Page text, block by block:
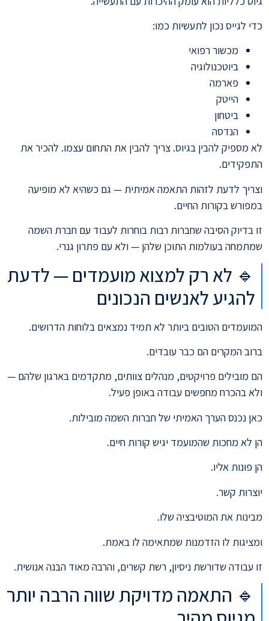
כדי לגייס נכון לתעשיות כמו:
מכשור רפואי
ביוטכנולוגיה
פארמה
הייטק
ביטחון
הנדסה
לא מספיק להבין בגיוס. צריך להבין את התחום עצמו. להכיר את
התפקידים.
וצריך לדעת לזהות התאמה אמיתית — גם כשהיא לא מופיעה
במפורש בקורות החיים.
זו בדיוק הסיבה שחברות רבות בוחרות לעבוד עם חברת השמה
שמתמחה בעולמות התוכן שלהן — ולא עם פתרון גנרי.
🔹 לא רק למצוא מועמדים — לדעת
להגיע לאנשים הנכונים
המועמדים הטובים ביותר לא תמיד נמצאים בלוחות הדרושים.
ברוב המקרים הם כבר עובדים.
הם מובילים פרויקטים, מנהלים צוותים, מתקדמים בארגון שלהם —
ולא בהכרח מחפשים עבודה באופן פעיל.
כאן נכנס הערך האמיתי של חברות השמה מובילות.
הן לא מחכות שהמועמד יגיש קורות חיים.
הן פונות אליו.
יוצרות קשר.
מבינות את המוטיבציה שלו.
ומציגות לו הזדמנות שמתאימה לו באמת.
זו עבודה שדורשת ניסיון, רשת קשרים, והרבה מאוד הבנה אנושית.
🔹 התאמה מדויקת שווה הרבה יותר